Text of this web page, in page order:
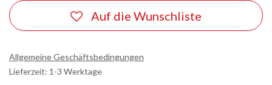
Auf die Wunschliste
Allgemeine Geschäftsbedingungen
Lieferzeit: 1-3 Werktage